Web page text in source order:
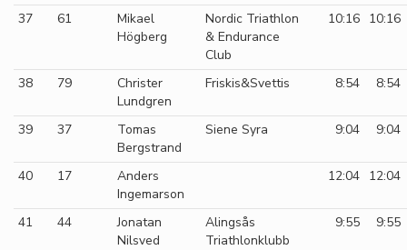
37 61
Mikael
Högberg
Nordic Triathlon
& Endurance
Club
10:16 10:16
38 79
Christer
Lundgren
Friskis&Svettis 8:54 8:54
39 37
Tomas
Bergstrand
Siene Syra 9:04 9:04
40 17
Anders
Ingemarson
12:04 12:04
41 44
Jonatan
Nilsved
Alingsås
Triathlonklubb
9:55 9:55